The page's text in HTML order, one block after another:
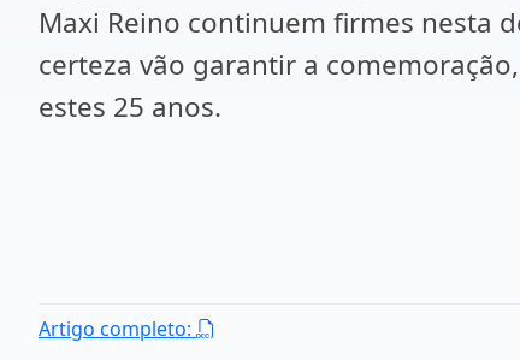
Maxi Reino continuem firmes nesta
certeza vão garantir a
estes 25 anos.
Artigo completo: